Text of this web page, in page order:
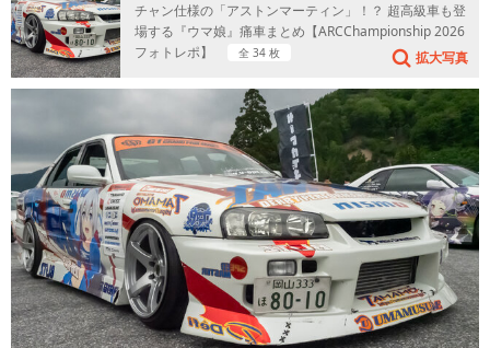
チャン仕様の「アストンマーティン」！？ 超高級車も登
場する『ウマ娘』痛車まとめ【ARCChampionship 2026
フォトレポ】
全 34 枚 拡大写真